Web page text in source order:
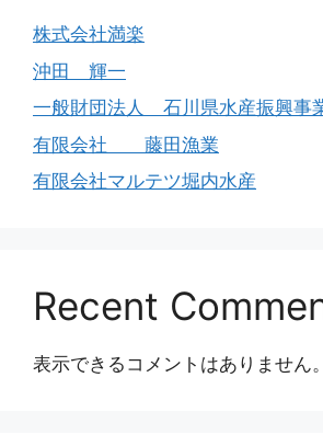
株式会社満楽
沖田 輝一
一般財団法人 石川県水産振興事
有限会社 藤田漁業
有限会社マルテツ堀内水産
Recent
表示できるコメントはありません。